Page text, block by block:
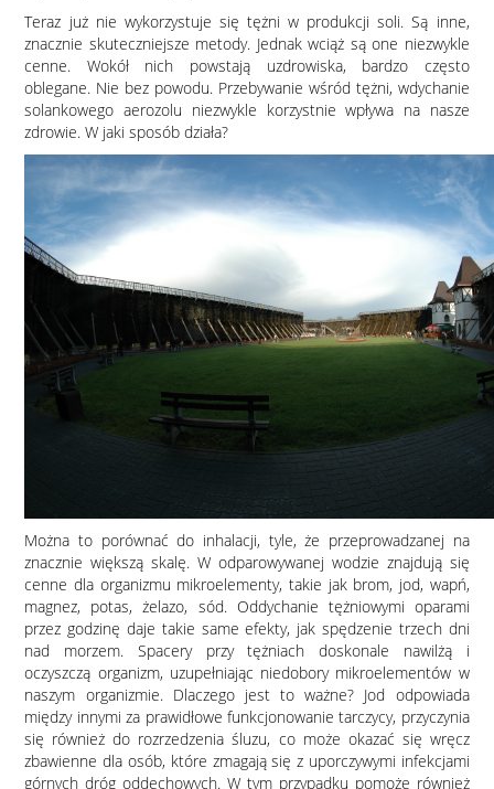
Teraz już nie wykorzystuje się tężni w produkcji soli. Są inne,
znacznie skuteczniejsze metody. Jednak wciąż są one niezwykle
cenne. Wokół nich powstają uzdrowiska, bardzo często
oblegane. Nie bez powodu. Przebywanie wśród tężni, wdychanie
solankowego aerozolu niezwykle korzystnie wpływa na nasze
zdrowie. W jaki sposób działa?
Można to porównać do inhalacji, tyle, że przeprowadzanej na
znacznie większą skalę. W odparowywanej wodzie znajdują się
cenne dla organizmu mikroelementy, takie jak brom, jod, wapń,
magnez, potas, żelazo, sód. Oddychanie tężniowymi oparami
przez godzinę daje takie same efekty, jak spędzenie trzech dni
nad morzem. Spacery przy tężniach doskonale nawilżą i
oczyszczą organizm, uzupełniając niedobory mikroelementów w
naszym organizmie. Dlaczego jest to ważne? Jod odpowiada
między innymi za prawidłowe funkcjonowanie tarczycy, przyczynia
się również do rozrzedzenia śluzu, co może okazać się wręcz
zbawienne dla osób, które zmagają się z uporczywymi infekcjami
górnych dróg oddechowych. W tym przypadku pomoże również